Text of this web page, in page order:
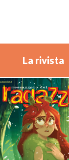
La rivista